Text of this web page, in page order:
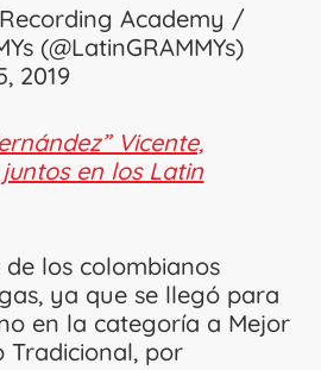
Academy /
(@LatinGRAMMYs)
2019
Vicente,
en los Latin
los colombianos
ya que se llegó para
en la categoría a Mejor
Tradicional, por